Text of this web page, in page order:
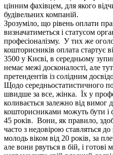
цінним фахівцем, для якого
будівельних компаній.
Зрозуміло, що рівень оплати
визначатиметься і статусом
професіоналізму. У тих же
кошторисників оплата стартує
3500 у Києві, в середньому
немає межі досконалості, але
претендентів із солідним
Щодо середньостатистичного
швидше за все, жінка. Їх у
коливається залежно від
кошторисниками можуть бути і
45 років. Вони, як правило,
часто з недовірою ставляться
молодь віком від 20 років, за
але вони рвуться в бій, і